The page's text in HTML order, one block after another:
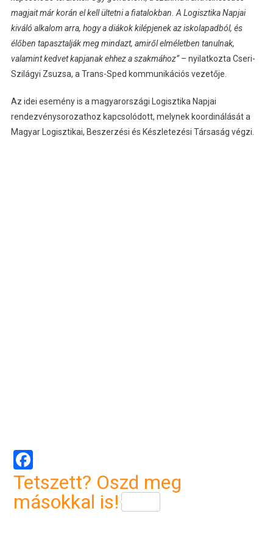
magjait már korán el kell ültetni a fiatalokban. A Logisztika Napjai
kiváló alkalom arra, hogy a diákok kilépjenek az iskolapadból, és
élőben tapasztalják meg mindazt, amiről elméletben tanulnak,
valamint kedvet kapjanak ehhez a szakmához”– nyilatkozta Cseri-
Szilágyi Zsuzsa, a Trans-Sped kommunikációs vezetője.
Az idei esemény is a magyarországi Logisztika Napjai
rendezvénysorozathoz kapcsolódott, melynek koordinálását a
Magyar Logisztikai, Beszerzési és Készletezési Társaság végzi.
Facebook
Tetszett? Oszd meg
másokkal is!